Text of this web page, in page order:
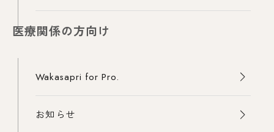
医療関係の方向け
Wakasapri for Pro.
お知らせ